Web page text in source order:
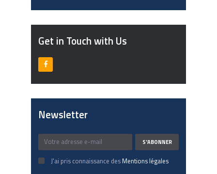
Get in Touch with Us
Newsletter
J'ai pris connaissance des Mentions légales